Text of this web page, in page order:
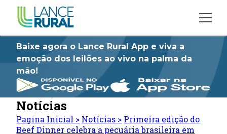
Baixe agora o Lance Rural App e viva a
emoção dos leilões ao vivo na palma da
mão!
Notícias
Pagina Inicial > Notícias > Primeira edição do
Beef Dinner celebra a pecuária brasileira em